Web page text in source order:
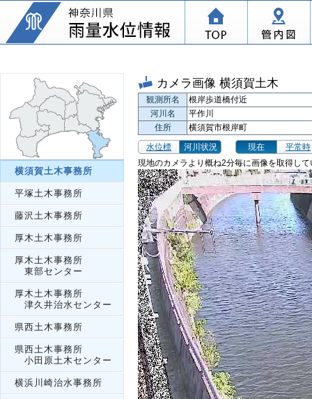
横須賀土木事務所
平塚土木事務所
藤沢土木事務所
厚木土木事務所
厚木土木事務所
東部センター
厚木土木事務所
津久井治水センター
県西土木事務所
県西土木事務所
小田原土木センター
横浜川崎治水事務所
カメラ画像 横須賀土木
観測所名
根岸歩道橋付近
河川名
平作川
住所
横須賀市根岸町
水位標
河川状況 現在
平常時
現地のカメラより概ね2分毎に画像を取得し